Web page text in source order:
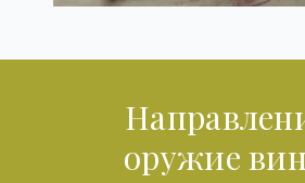
оружие